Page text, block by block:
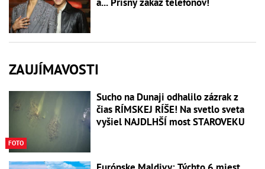
ZAUJÍMAVOSTI
FOTO
Sucho na Dunaji odhalilo zázrak z
čias RÍMSKEJ RÍŠE! Na svetlo sveta
vyšiel NAJDLHŠÍ most STAROVEKU